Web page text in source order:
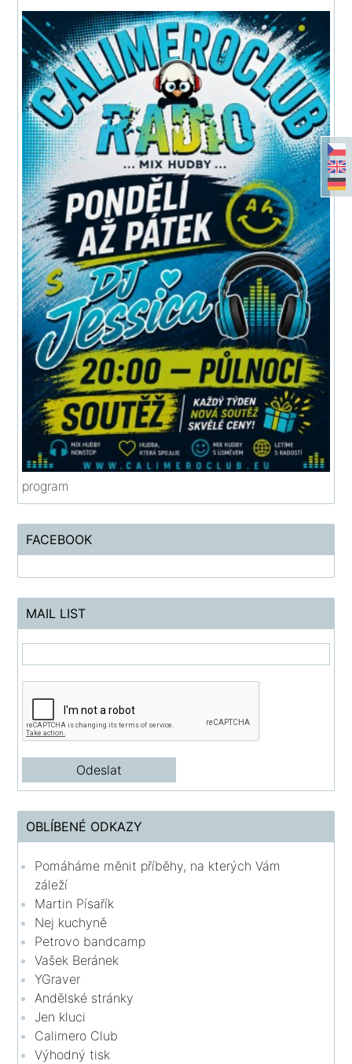
program
FACEBOOK
MAIL LIST
OBLÍBENÉ ODKAZY
Pomáháme měnit příběhy, na kterých Vám
záleží
Martin Písařík
Nej kuchyně
Petrovo bandcamp
Vašek Beránek
YGraver
Andělské stránky
Jen kluci
Calimero Club
Výhodný tisk